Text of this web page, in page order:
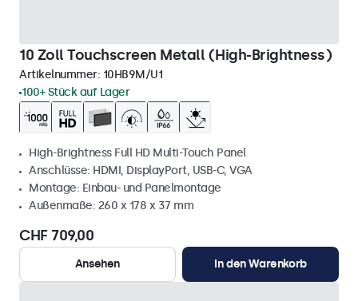
10 Zoll Touchscreen Metall (High-Brightness)
Artikelnummer: 10HB9M/U1
100+ Stück auf Lager
High-Brightness Full HD Multi-Touch Panel
Anschlüsse: HDMI, DisplayPort, USB-C, VGA
Montage: Einbau- und Panelmontage
Außenmaße: 260 x 178 x 37 mm
CHF 709,00
Ansehen In den Warenkorb